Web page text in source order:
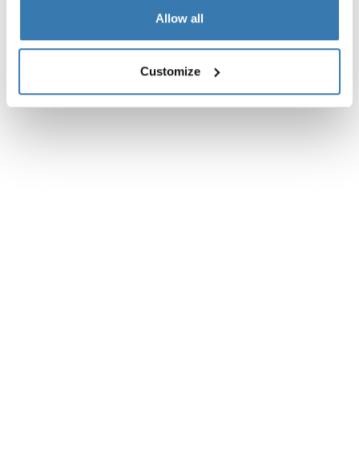
Allow all
Customize